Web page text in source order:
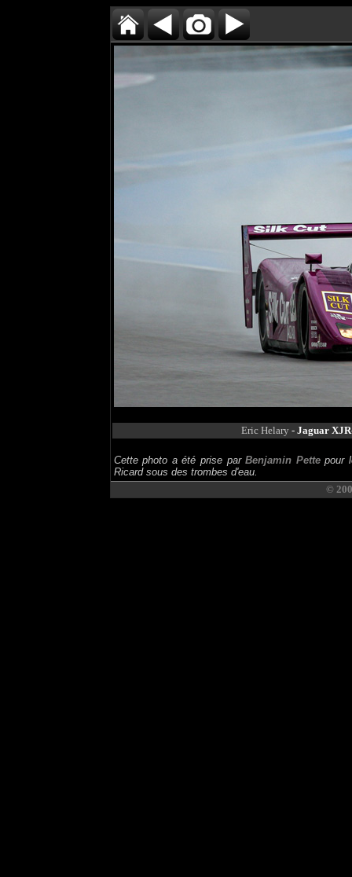
Eric Helary- Jaguar
Cette photo a été prise parBenjamin Pettepour
Ricard sous des trombes d'eau.
©